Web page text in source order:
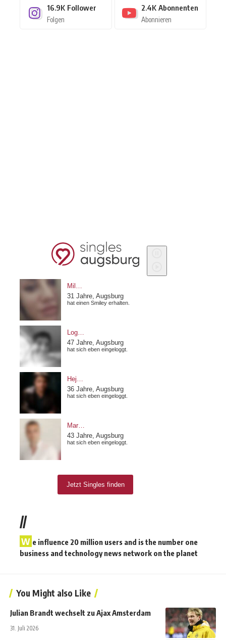
16.9K Follower
Folgen
2.4K Abonnenten
Abonnieren
//
W e influence 20 million users and is the number one
business and technology news network on the planet
You Might also Like
Julian Brandt wechselt zu Ajax Amsterdam
31. Juli 2026